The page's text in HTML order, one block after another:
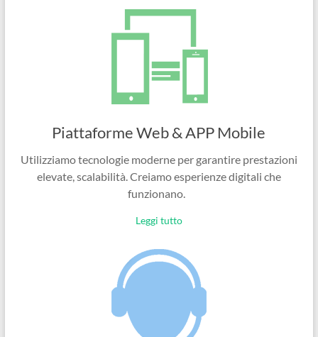
Piattaforme Web & APP Mobile
Utilizziamo tecnologie moderne per garantire prestazioni
elevate, scalabilità. Creiamo esperienze digitali che
funzionano.
Leggi tutto